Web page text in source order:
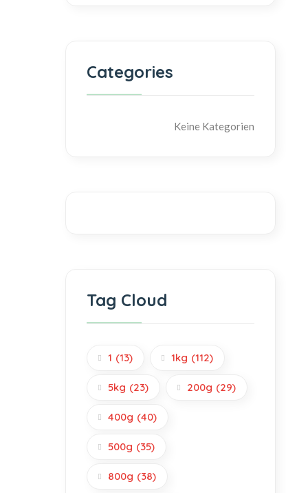
Categories
Keine Kategorien
Tag Cloud
1 (13) 1kg (112)
5kg (23) 200g (29)
400g (40)
500g (35)
800g (38)